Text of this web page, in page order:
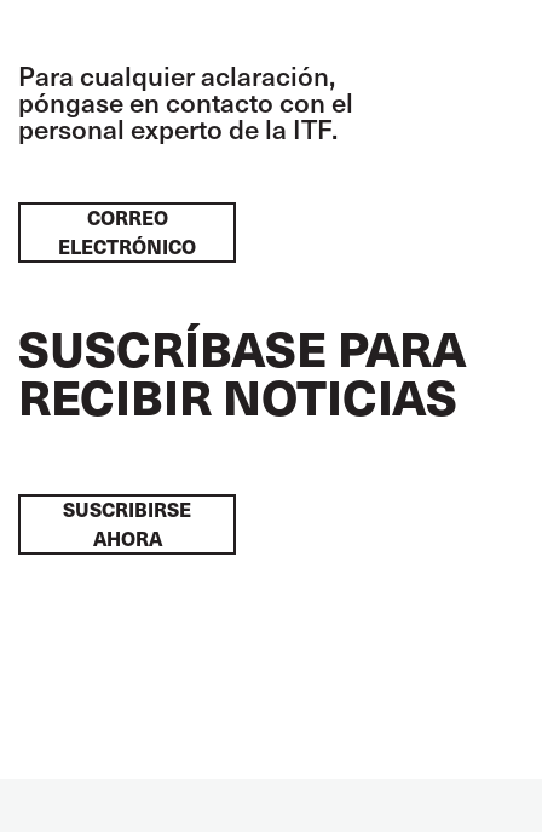
Para cualquier aclaración,
póngase en contacto con el
personal experto de la ITF.
CORREO
ELECTRÓNICO
SUSCRÍBASE PARA
RECIBIR NOTICIAS
SUSCRIBIRSE
AHORA